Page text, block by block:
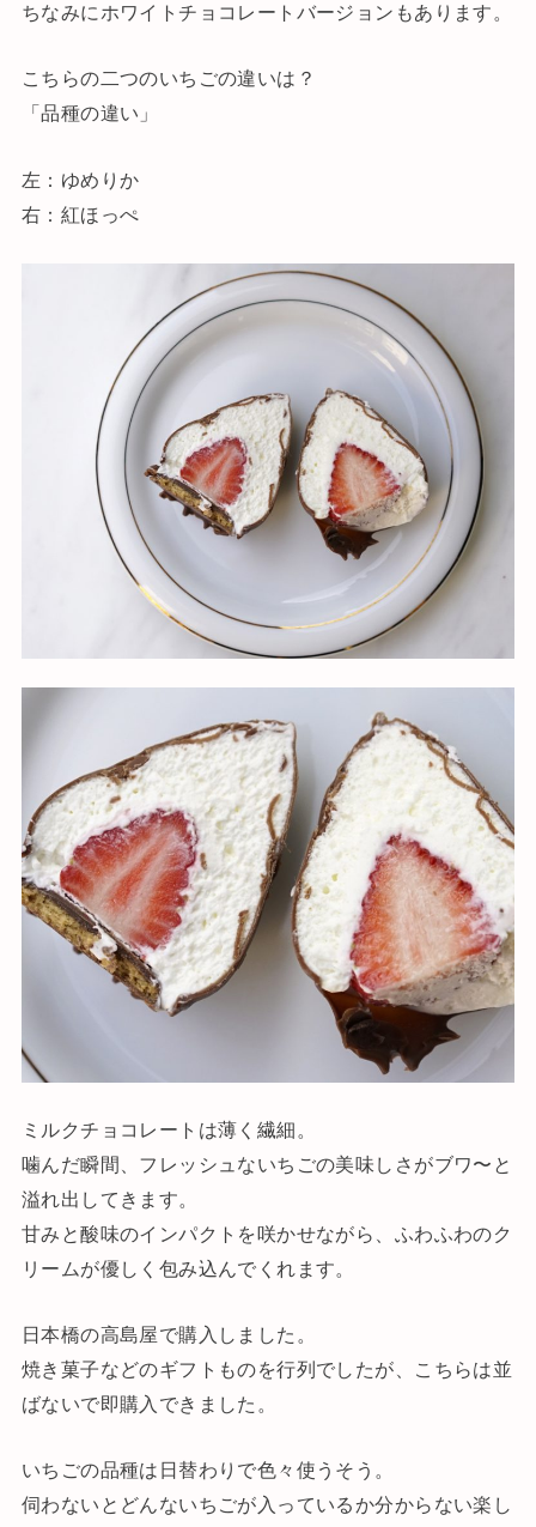
ちなみにホワイトチョコレートバージョンもあります。
こちらの二つのいちごの違いは？
「品種の違い」
左：ゆめりか
右：紅ほっぺ
ミルクチョコレートは薄く繊細。
噛んだ瞬間、フレッシュないちごの美味しさがブワ〜と
溢れ出してきます。
甘みと酸味のインパクトを咲かせながら、ふわふわのク
リームが優しく包み込んでくれます。
日本橋の高島屋で購入しました。
焼き菓子などのギフトものを行列でしたが、こちらは並
ばないで即購入できました。
いちごの品種は日替わりで色々使うそう。
伺わないとどんないちごが入っているか分からない楽し